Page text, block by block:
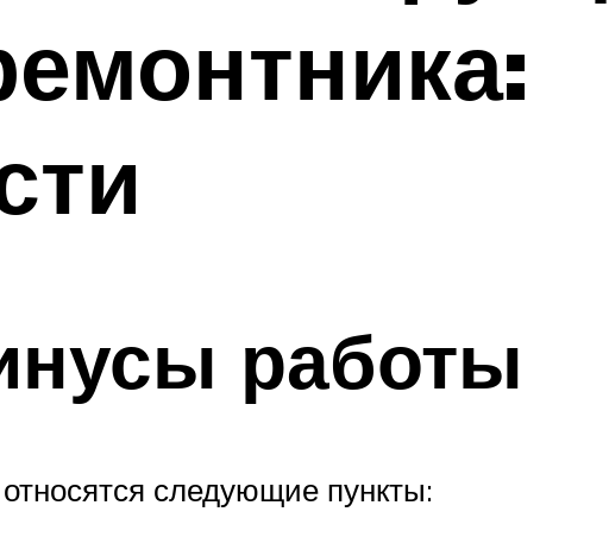
работы
следующие пункты: